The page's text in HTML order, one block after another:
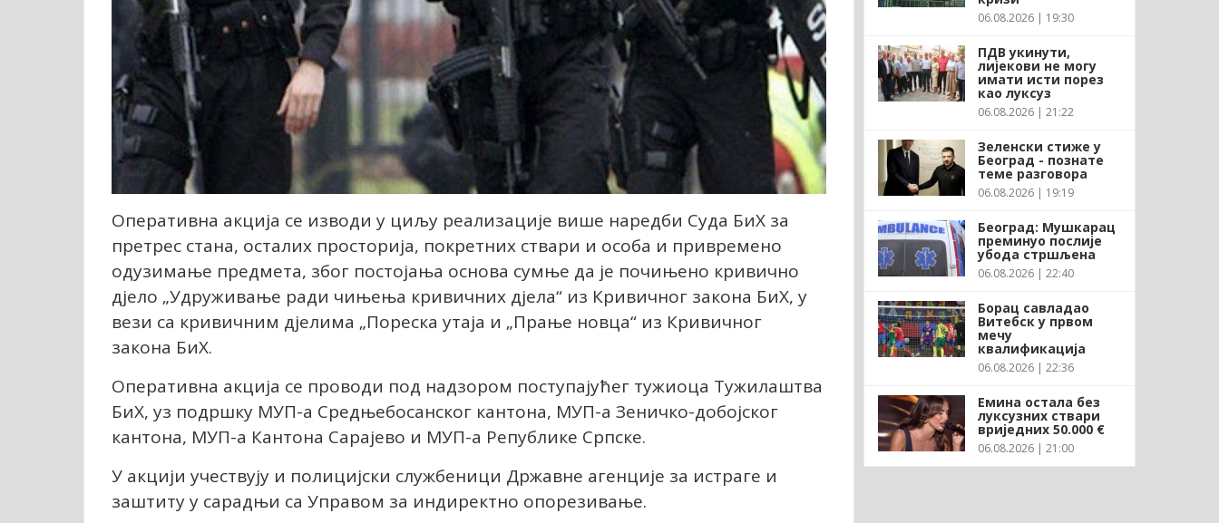
Оперативна акција се изводи у циљу реализације више наредби Суда БиХ за
претрес стана, осталих просторија, покретних ствари и особа и привремено
одузимање предмета, због постојања основа сумње да је почињено кривично
дјело „Удруживање ради чињења кривичних дјела“ из Кривичног закона БиХ, у
вези са кривичним дјелима „Пореска утаја и „Прање новца“ из Кривичног
закона БиХ.
Оперативна акција се проводи под надзором поступајућег тужиоца Тужилаштва
БиХ, уз подршку МУП-а Средњебосанског кантона, МУП-а Зеничко-добојског
кантона, МУП-а Кантона Сарајево и МУП-а Републике Српске.
У акцији учествују и полицијски службеници Државне агенције за истраге и
заштиту у сарадњи са Управом за индиректно опорезивање.
06.08.2026 | 19:30
ПДВ укинути,
лијекови не могу
имати исти порез
као луксуз
06.08.2026 | 21:22
Зеленски стиже у
Београд - познате
теме разговора
06.08.2026 | 19:19
Београд: Мушкарац
преминуо послије
убода стршљена
06.08.2026 | 22:40
Борац савладао
Витебск у првом
мечу
квалификација
06.08.2026 | 22:36
Емина остала без
луксузних ствари
вриједних 50.000 €
06.08.2026 | 21:00